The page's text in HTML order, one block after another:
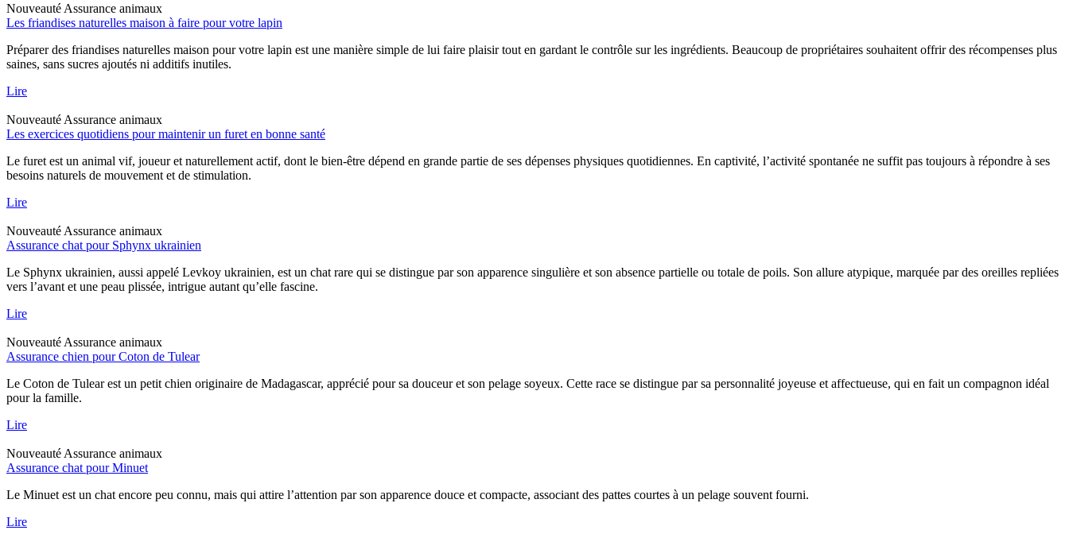
Nouveauté Assurance animaux
Les friandises naturelles maison à faire pour votre lapin
Préparer des friandises naturelles maison pour votre lapin est une manière simple de lui faire plaisir tout en gardant le contrôle sur les ingrédients. Beaucoup de propriétaires souhaitent offrir des récompenses plus
saines, sans sucres ajoutés ni additifs inutiles.
Lire
Nouveauté Assurance animaux
Les exercices quotidiens pour maintenir un furet en bonne santé
Le furet est un animal vif, joueur et naturellement actif, dont le bien-être dépend en grande partie de ses dépenses physiques quotidiennes. En captivité, l’activité spontanée ne suffit pas toujours à répondre à ses
besoins naturels de mouvement et de stimulation.
Lire
Nouveauté Assurance animaux
Assurance chat pour Sphynx ukrainien
Le Sphynx ukrainien, aussi appelé Levkoy ukrainien, est un chat rare qui se distingue par son apparence singulière et son absence partielle ou totale de poils. Son allure atypique, marquée par des oreilles repliées
vers l’avant et une peau plissée, intrigue autant qu’elle fascine.
Lire
Nouveauté Assurance animaux
Assurance chien pour Coton de Tulear
Le Coton de Tulear est un petit chien originaire de Madagascar, apprécié pour sa douceur et son pelage soyeux. Cette race se distingue par sa personnalité joyeuse et affectueuse, qui en fait un compagnon idéal
pour la famille.
Lire
Nouveauté Assurance animaux
Assurance chat pour Minuet
Le Minuet est un chat encore peu connu, mais qui attire l’attention par son apparence douce et compacte, associant des pattes courtes à un pelage souvent fourni.
Lire